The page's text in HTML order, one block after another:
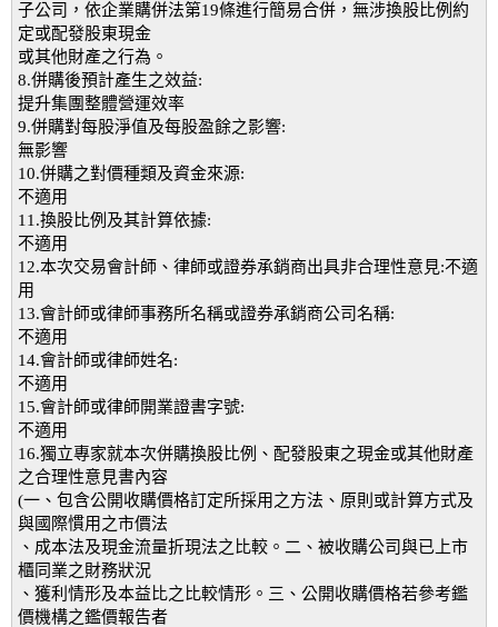
子公司，依企業購併法第19條進行簡易合併，無涉換股比例約
定或配發股東現金
或其他財產之行為。
8.併購後預計產生之效益:
提升集團整體營運效率
9.併購對每股淨值及每股盈餘之影響:
無影響
10.併購之對價種類及資金來源:
不適用
11.換股比例及其計算依據:
不適用
12.本次交易會計師、律師或證券承銷商出具非合理性意見:不適
用
13.會計師或律師事務所名稱或證券承銷商公司名稱:
不適用
14.會計師或律師姓名:
不適用
15.會計師或律師開業證書字號:
不適用
16.獨立專家就本次併購換股比例、配發股東之現金或其他財產
之合理性意見書內容
(一、包含公開收購價格訂定所採用之方法、原則或計算方式及
與國際慣用之市價法
、成本法及現金流量折現法之比較。二、被收購公司與已上市
櫃同業之財務狀況
、獲利情形及本益比之比較情形。三、公開收購價格若參考鑑
價機構之鑑價報告者